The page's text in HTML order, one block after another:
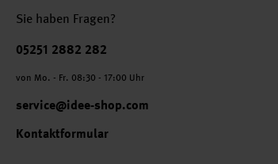
Sie haben Fragen?
Telefonnummer
05251 2882 282
von Mo. - Fr. 08:30 - 17:00 Uhr
service@idee-shop.com
Kontaktformular